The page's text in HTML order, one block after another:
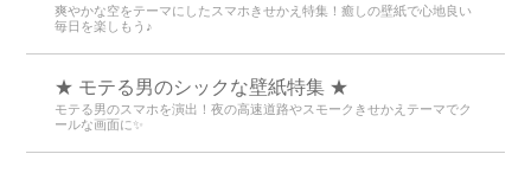
爽やかな空をテーマにしたスマホきせかえ特集！癒しの壁紙で心地良い
毎日を楽しもう♪
★ モテる男のシックな壁紙特集 ★
モテる男のスマホを演出！夜の高速道路やスモークきせかえテーマでク
ールな画面に✨